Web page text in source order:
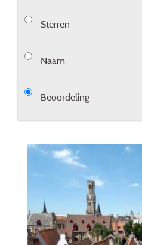
Sterren
Naam
Beoordeling